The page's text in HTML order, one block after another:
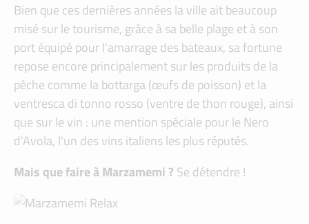
Bien que ces dernières années la ville ait beaucoup
misé sur le tourisme, grâce à sa belle plage et à son
port équipé pour l'amarrage des bateaux, sa fortune
repose encore principalement sur les produits de la
pêche comme la bottarga (œufs de poisson) et la
ventresca di tonno rosso (ventre de thon rouge), ainsi
que sur le vin : une mention spéciale pour le Nero
d'Avola, l'un des vins italiens les plus réputés.
Mais que faire à Marzamemi ? Se détendre !